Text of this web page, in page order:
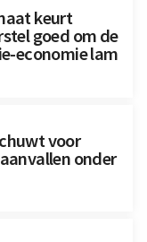
keurt
goed om de
economie lam
voor
onder